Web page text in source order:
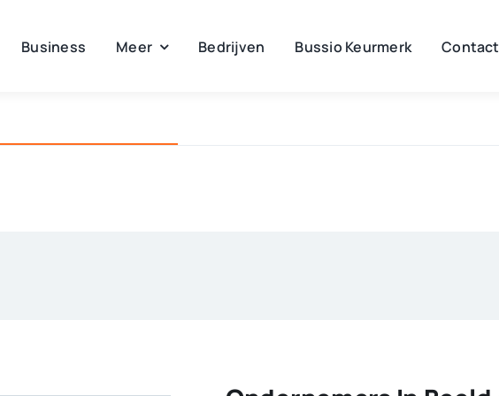
Business Meer Bedrijven Bussio Keurmerk Contact